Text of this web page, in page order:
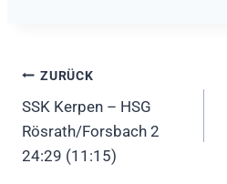
Beitragsnavigation
ZURÜCK
SSK Kerpen – HSG
Rösrath/Forsbach 2
24:29 (11:15)